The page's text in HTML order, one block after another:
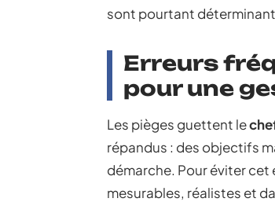
sont pourtant
Erreurs
pour une
Les pièges guettent le
répandus : des objectifs
démarche. Pour éviter cet
mesurables, réalistes et